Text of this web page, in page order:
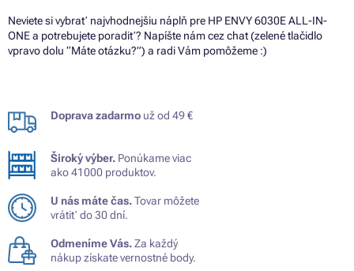
Neviete si vybrať najvhodnejšiu náplň pre HP ENVY 6030E ALL-IN-
ONE a potrebujete poradiť? Napíšte nám cez chat (zelené tlačidlo
vpravo dolu “Máte otázku?”) a radi Vám pomôžeme :)
Doprava zadarmo už od 49 €
Široký výber. Ponúkame viac
ako 41000 produktov.
U nás máte čas.Tovar môžete
vrátiť do 30 dní.
Odmeníme Vás.Za každý
nákup získate vernostné body.